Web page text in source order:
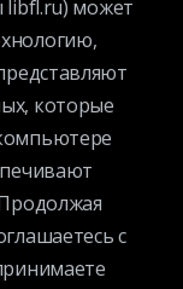
учреждение
Вся информация,
и другими
libfl.ru) может
которые
с